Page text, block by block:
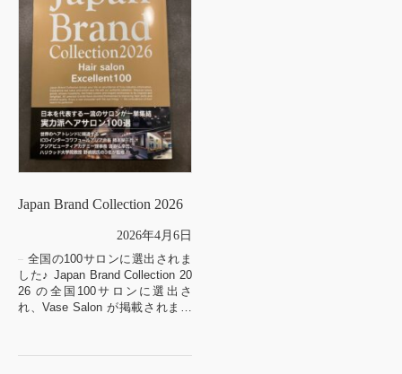
Japan Brand Collection 2026
2026年4月6日
全国の100サロンに選出されま
した♪ Japan Brand Collection 20
26 の全国100サロンに選出さ
れ、Vase Salon が掲載されまし